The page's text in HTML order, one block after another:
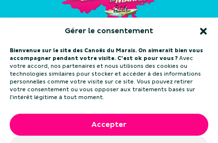
Gérer le consentement
Bienvenue sur le site des Canoës du Marais. On aimerait bien vous
accompagner pendant votre visite. C'est ok pour vous ? Avec
votre accord, nos partenaires et nous utilisons des cookies ou
technologies similaires pour stocker et accéder à des informations
personnelles comme votre visite sur ce site. Vous pouvez retirer
votre consentement ou vous opposer aux traitements basés sur
l'intérêt légitime à tout moment.
Accepter
Suivez notre actualité :
 Lisez nos avis
EMBARCATIONS ET TARIFS